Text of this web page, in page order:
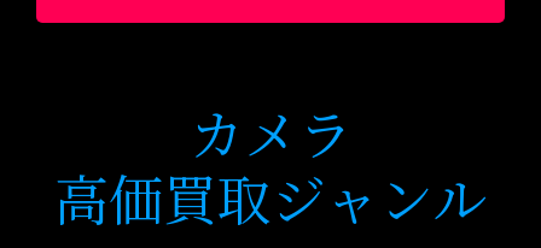
カメラ
高価買取ジャンル